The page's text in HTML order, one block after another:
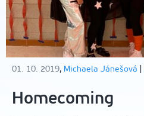
01. 10. 2019, Michaela Jánešová
Homecoming